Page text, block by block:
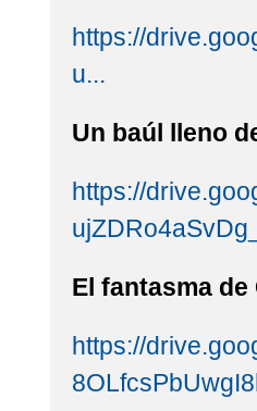
https://
u...
Un baúl lleno
https://
El fantasma
https://